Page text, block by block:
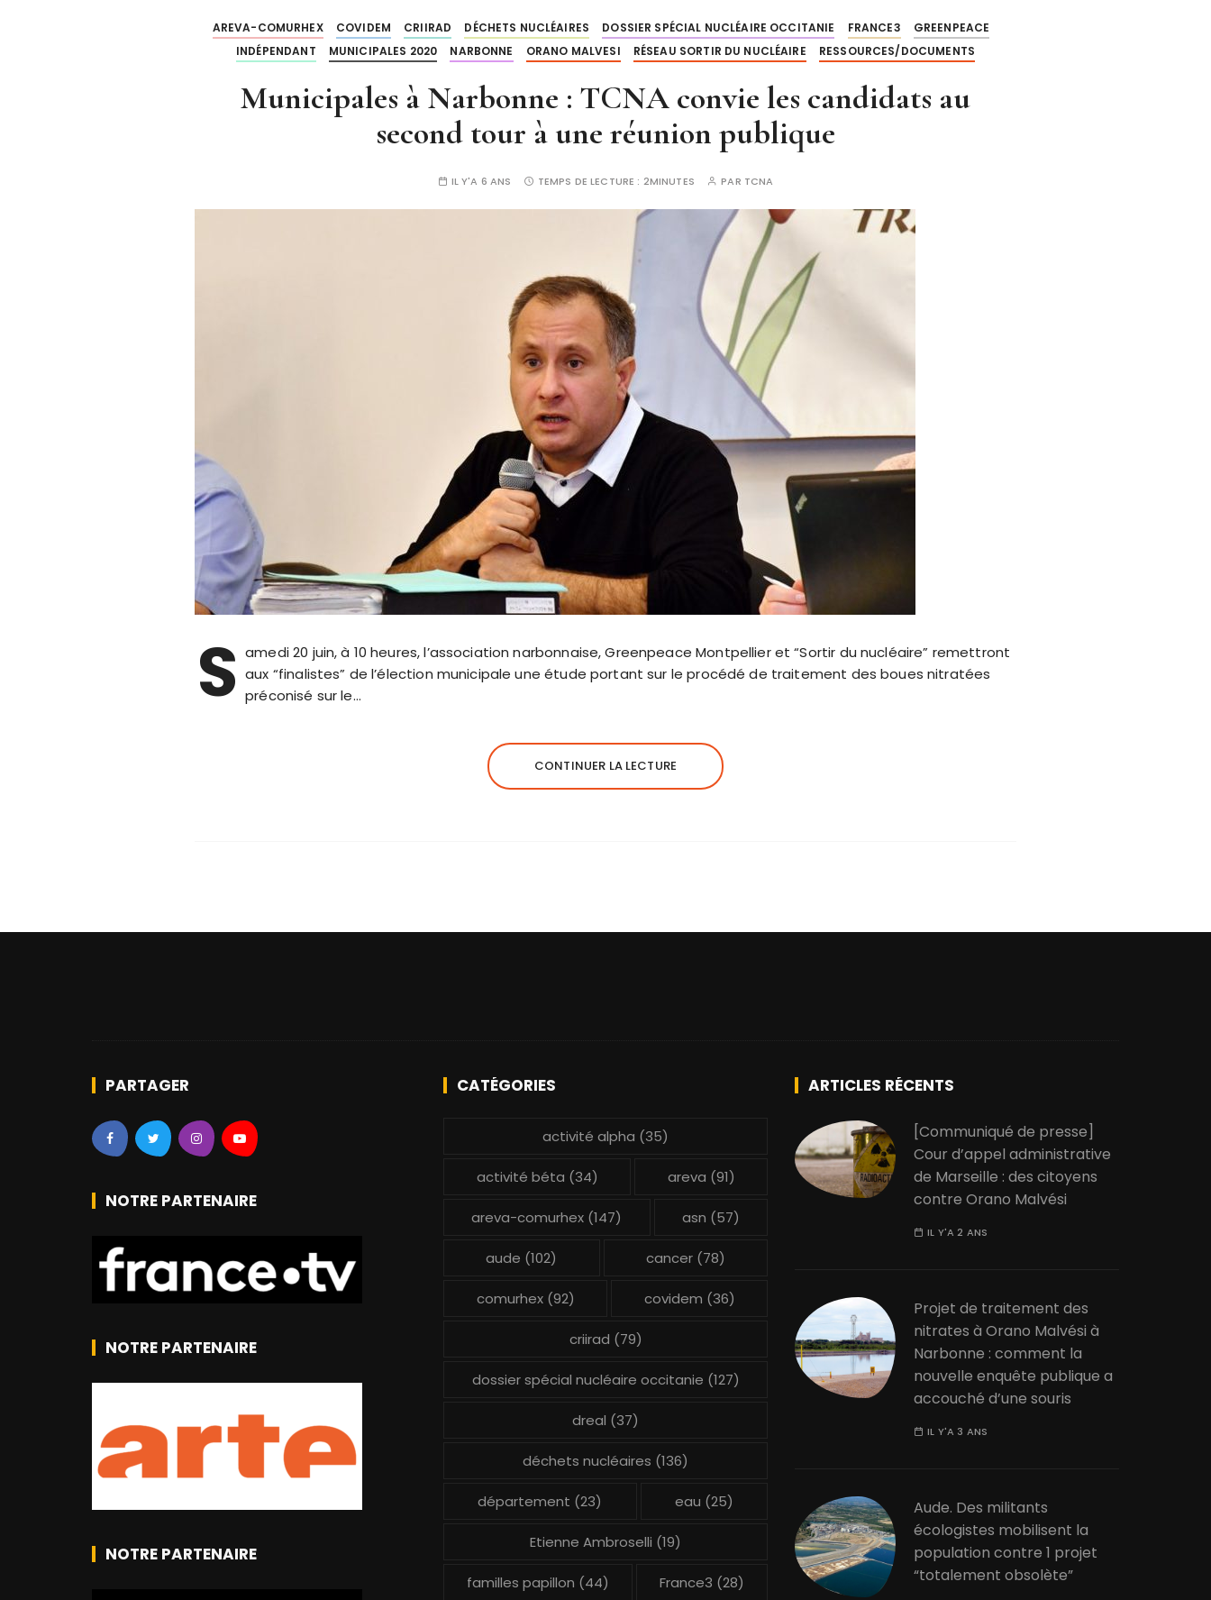
AREVA-COMURHEX COVIDEM CRIIRAD DÉCHETS NUCLÉAIRES DOSSIER SPÉCIAL NUCLÉAIRE OCCITANIE FRANCE3
GREENPEACE
INDÉPENDANT
MUNICIPALES 2020 NARBONNE ORANO MALVESI RÉSEAU SORTIR DU NUCLÉAIRE RESSOURCES/DOCUMENTS
Municipales à Narbonne : TCNA convie les candidats au
second tour à une réunion publique
IL Y'A 6 ANS TEMPS DE LECTURE : 2MINUTES PAR TCNA
S amedi 20 juin, à 10 heures, l’association narbonnaise, Greenpeace Montpellier et “Sortir du nucléaire” remettront
aux “finalistes” de l’élection municipale une étude portant sur le procédé de traitement des boues nitratées
préconisé sur le…
CONTINUER LA LECTURE
PARTAGER
NOTRE PARTENAIRE
NOTRE PARTENAIRE
NOTRE PARTENAIRE
CATÉGORIES
activité alpha (35)
activité béta (34) areva (91)
areva-comurhex (147) asn (57)
aude (102) cancer(78)
comurhex(92) covidem (36)
criirad (79)
dossier spécial nucléaire occitanie (127)
dreal (37)
déchets nucléaires (136)
département (23) eau (25)
Etienne Ambroselli (19)
familles papillon (44) France3 (28)
ARTICLES RÉCENTS
[Communiqué de presse]
Cour d’appel administrative
de Marseille : des citoyens
contre Orano Malvési
IL Y'A 2 ANS
Projet de traitement des
nitrates à Orano Malvési à
Narbonne : comment la
nouvelle enquête publique a
accouché d’une souris
IL Y'A 3 ANS
Aude. Des militants
écologistes mobilisent la
population contre 1 projet
“totalement obsolète”